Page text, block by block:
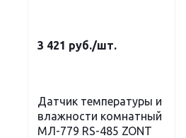
3 421 руб./шт.
Датчик температуры и
влажности комнатный
МЛ-779 RS-485 ZONT